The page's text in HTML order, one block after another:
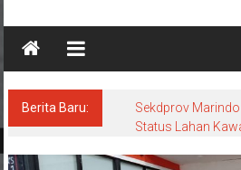
Mitra
Terpercaya
Berita Baru:
Sekdprov
Status Lahan